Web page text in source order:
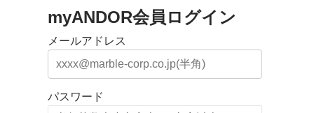
myANDOR会員ログイン
メールアドレス
パスワード